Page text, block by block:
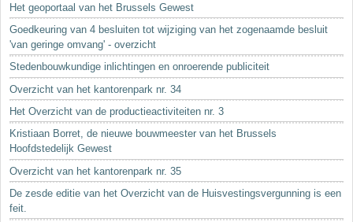
Het geoportaal van het Brussels Gewest
Goedkeuring van 4 besluiten tot wijziging van het zogenaamde besluit
'van geringe omvang' - overzicht
Stedenbouwkundige inlichtingen en onroerende publiciteit
Overzicht van het kantorenpark nr. 34
Het Overzicht van de productieactiviteiten nr. 3
Kristiaan Borret, de nieuwe bouwmeester van het Brussels
Hoofdstedelijk Gewest
Overzicht van het kantorenpark nr. 35
De zesde editie van het Overzicht van de Huisvestingsvergunning is een
feit.